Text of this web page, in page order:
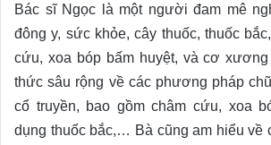
Bác sĩ Ngọc là một người đam mê
đông y, sức khỏe, cây thuốc, thuốc
cứu, xoa bóp bấm huyệt, và cơ
thức sâu rộng về các phương pháp
cổ truyền, bao gồm châm cứu, xoa
dụng thuốc bắc,… Bà cũng am hiểu về